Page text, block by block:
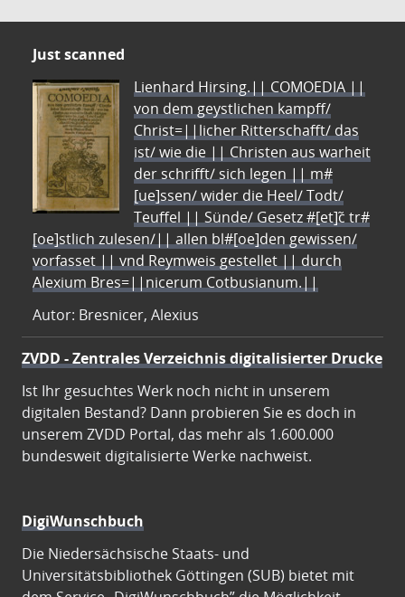
Just scanned
Lienhard Hirsing.|| COMOEDIA ||
von dem geystlichen kampff/
Christ=||licher Ritterschafft/ das
ist/ wie die || Christen aus warheit
der schrifft/ sich legen || m#
[ue]ssen/ wider die Heel/ Todt/
Teuffel || Sünde/ Gesetz #[et]c̃ tr#
[oe]stlich zulesen/|| allen bl#[oe]den gewissen/
vorfasset || vnd Reymweis gestellet || durch
Alexium Bres=||nicerum Cotbusianum.||
Autor: Bresnicer, Alexius
ZVDD - Zentrales Verzeichnis digitalisierter Drucke
Ist Ihr gesuchtes Werk noch nicht in unserem
digitalen Bestand? Dann probieren Sie es doch in
unserem ZVDD Portal, das mehr als 1.600.000
bundesweit digitalisierte Werke nachweist.
DigiWunschbuch
Die Niedersächsische Staats- und
Universitätsbibliothek Göttingen (SUB) bietet mit